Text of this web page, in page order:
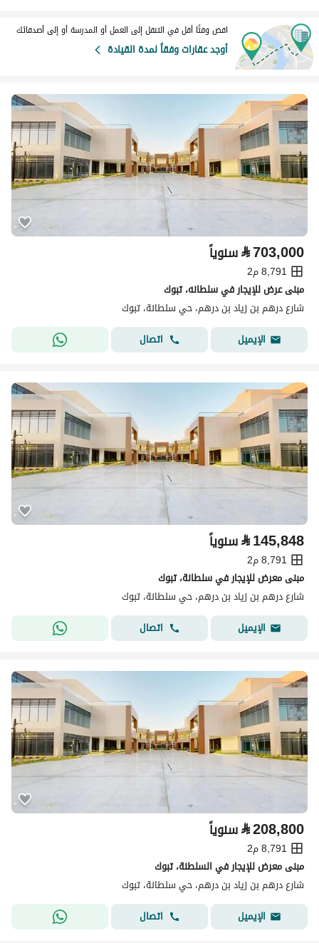
اقض وقتًا أقل في التنقل إلى العمل أو المدرسة أو إلى أصدقائك
أوجد عقارات وفقاً لمدة القيادة
⃁703,000 سنوياً
8,791 م2
مبنى عرض للإيجار في سلطانه، تبوك
شارع درهم بن زياد بن درهم، حي سلطانة، تبوك
الإيميل
اتصال
⃁145,848 سنوياً
8,791 م2
مبنى معرض للإيجار في سلطانة، تبوك
شارع درهم بن زياد بن درهم، حي سلطانة، تبوك
الإيميل
اتصال
⃁208,800 سنوياً
8,791 م2
مبنى معرض للإيجار في السلطنة، تبوك
شارع درهم بن زياد بن درهم، حي سلطانة، تبوك
الإيميل
اتصال